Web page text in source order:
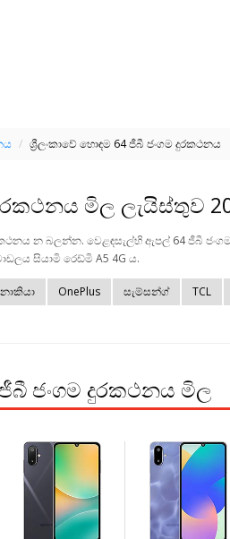
/ ශ්‍රීලංකාවේ හොඳම 64 ජීබී ජංගම දුරකථනය
මිල ලැයිස්තුව
න බලන්න. වෙළඳසැල්හි ඇපල් 64 ජීබී
සියාමි රෙඩ්මි A5 4G ය.
OnePlus සැම්සන්ග් TCL
ජීබී ජංගම දුරකථනය මිල